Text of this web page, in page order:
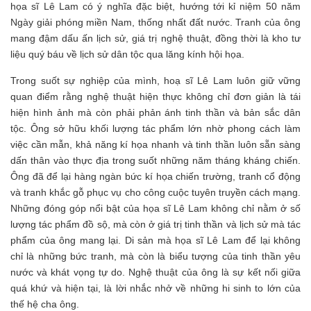
họa sĩ Lê Lam có ý nghĩa đặc biệt, hướng tới kỉ niệm 50 năm
Ngày giải phóng miền Nam, thống nhất đất nước. Tranh của ông
mang đậm dấu ấn lịch sử, giá trị nghệ thuật, đồng thời là kho tư
liệu quý báu về lịch sử dân tộc qua lăng kính hội họa.
Trong suốt sự nghiệp của mình, hoạ sĩ Lê Lam luôn giữ vững
quan điểm rằng nghệ thuật hiện thực không chỉ đơn giản là tái
hiện hình ảnh mà còn phải phản ánh tinh thần và bản sắc dân
tộc. Ông sở hữu khối lượng tác phẩm lớn nhờ phong cách làm
việc cần mẫn, khả năng kí họa nhanh và tinh thần luôn sẵn sàng
dấn thân vào thực địa trong suốt những năm tháng kháng chiến.
Ông đã để lại hàng ngàn bức kí họa chiến trường, tranh cổ động
và tranh khắc gỗ phục vụ cho công cuộc tuyên truyền cách mạng.
Những đóng góp nổi bật của họa sĩ Lê Lam không chỉ nằm ở số
lượng tác phẩm đồ sộ, mà còn ở giá trị tinh thần và lịch sử mà tác
phẩm của ông mang lại. Di sản mà họa sĩ Lê Lam để lại không
chỉ là những bức tranh, mà còn là biểu tượng của tinh thần yêu
nước và khát vọng tự do. Nghệ thuật của ông là sự kết nối giữa
quá khứ và hiện tại, là lời nhắc nhở về những hi sinh to lớn của
thế hệ cha ông.